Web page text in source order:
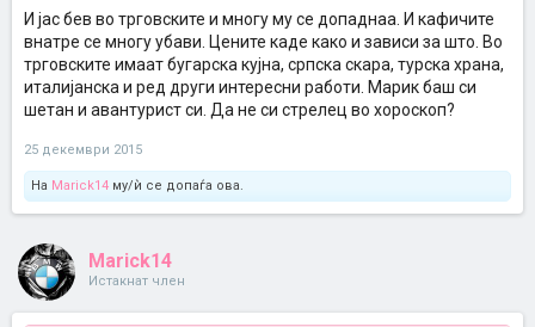
И јас бев во трговските и многу му се допаднаа. И кафичите
внатре се многу убави. Цените каде како и зависи за што. Во
трговските имаат бугарска кујна, српска скара, турска храна,
италијанска и ред други интересни работи. Марик баш си
шетан и авантурист си. Да не си стрелец во хороскоп?
25 декември 2015
На Marick14 му/ѝ се допаѓа ова.
Marick14
Истакнат член